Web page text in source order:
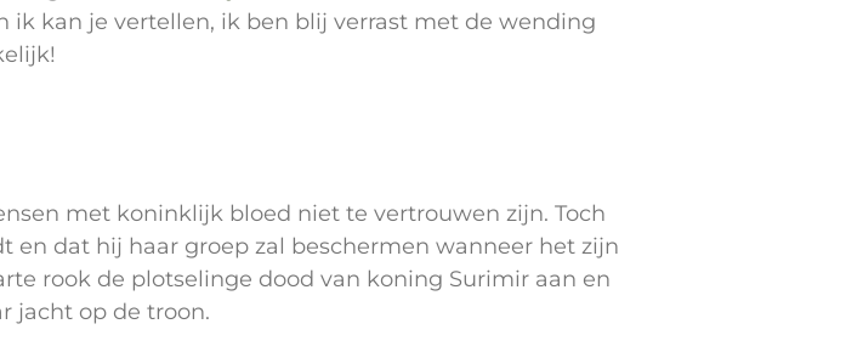
ik kan je vertellen, ik ben blij verrast met de wending
met koninklijk bloed niet te vertrouwen zijn. Toch
en dat hij haar groep zal beschermen wanneer het zijn
rook de plotselinge dood van koning Surimir aan en
jacht op de troon.